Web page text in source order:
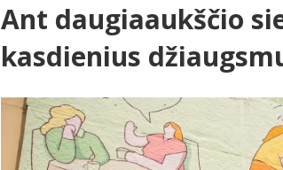
Ant daugiaaukščio
kasdienius